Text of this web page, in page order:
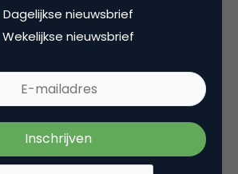
op rtl.nl:
zijn tussen Telegraaf
(50%), DSB Bank (40%) en
van Jaap.nl (10%)’
Telegraaf Media Nederland een
Dagelijkse nieuwsbrief
Wekelijkse nieuwsbrief